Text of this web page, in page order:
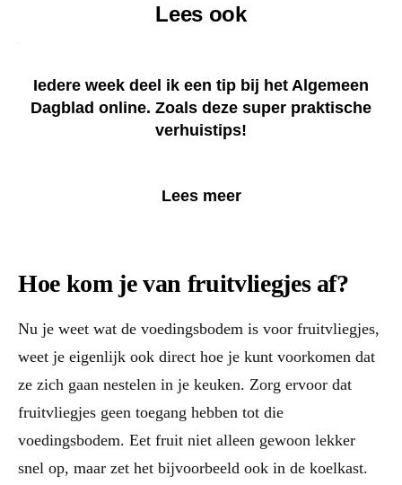
Lees ook
Iedere week deel ik een tip bij het Algemeen
Dagblad online. Zoals deze super praktische
verhuistips!
Lees meer
Hoe kom je van fruitvliegjes af?
Nu je weet wat de voedingsbodem is voor fruitvliegjes,
weet je eigenlijk ook direct hoe je kunt voorkomen dat
ze zich gaan nestelen in je keuken. Zorg ervoor dat
fruitvliegjes geen toegang hebben tot die
voedingsbodem. Eet fruit niet alleen gewoon lekker
snel op, maar zet het bijvoorbeeld ook in de koelkast.